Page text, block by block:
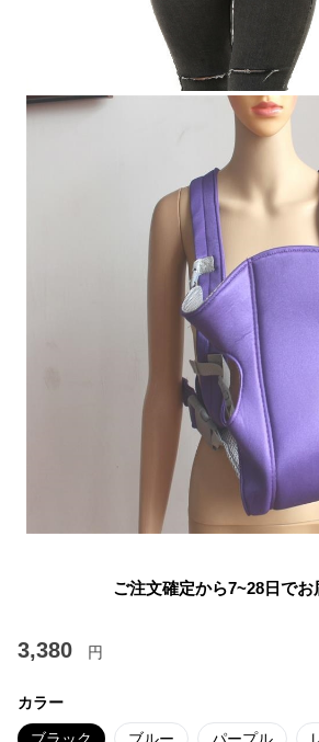
ご注文確定から7~28日でお
3,380 円
カラー